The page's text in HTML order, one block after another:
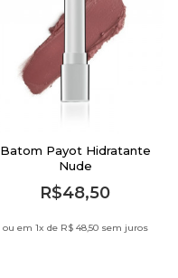
Batom Payot Hidratante
Nude
R$48,50
ou em 1x de R$ 48,50 sem juros